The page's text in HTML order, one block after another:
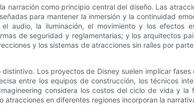
narración como principio central del diseño. Las
para mantener la inmersión y la continuidad
audio, la iluminación, el movimiento y los efectos
de seguridad y reglamentarias; y los arquitectos
y los sistemas de atracciones sin raíles por
Los proyectos de Disney suelen implicar
entre los equipos de construcción, los técnicos
considera los costos del ciclo de vida y
atracciones en diferentes regiones incorporan la